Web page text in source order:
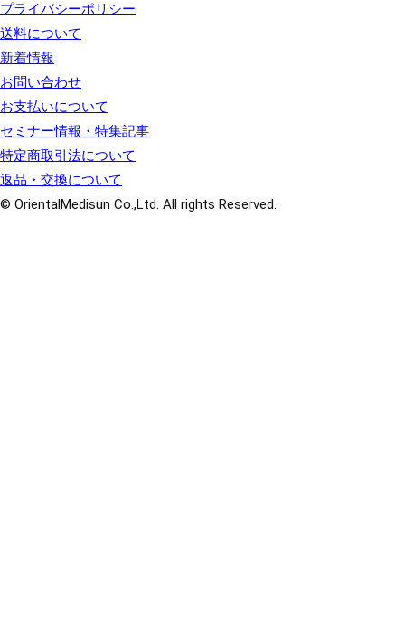
プライバシーポリシー
送料について
新着情報
お問い合わせ
お支払いについて
セミナー情報・特集記事
特定商取引法について
返品・交換について
© OrientalMedisun Co.,Ltd. All rights Reserved.